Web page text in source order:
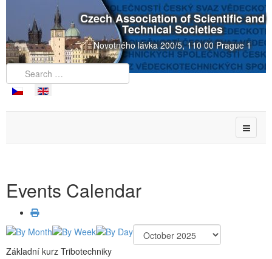
Czech Association of Scientific and
Technical Societies
Novotného lávka 200/5, 110 00 Prague 1
Events Calendar
Základní kurz Tribotechniky